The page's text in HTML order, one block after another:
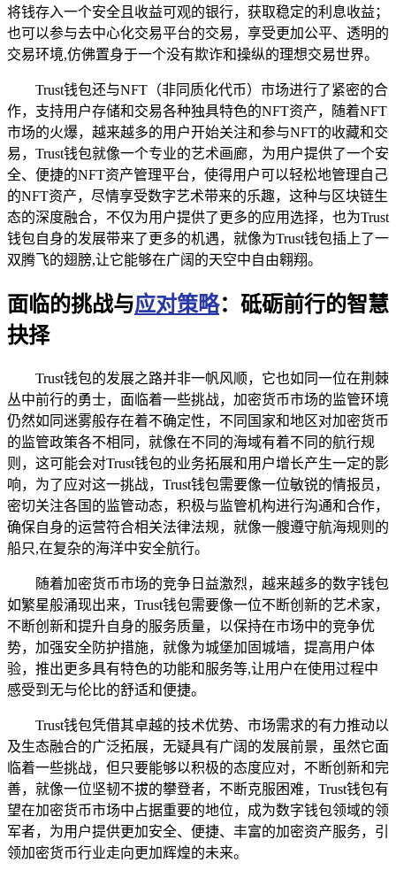
将钱存入一个安全且收益可观的银行，获取稳定的利息收益；
也可以参与去中心化交易平台的交易，享受更加公平、透明的
交易环境,仿佛置身于一个没有欺诈和操纵的理想交易世界。
Trust钱包还与NFT（非同质化代币）市场进行了紧密的合
作，支持用户存储和交易各种独具特色的NFT资产，随着NFT
市场的火爆，越来越多的用户开始关注和参与NFT的收藏和交
易，Trust钱包就像一个专业的艺术画廊，为用户提供了一个安
全、便捷的NFT资产管理平台，使得用户可以轻松地管理自己
的NFT资产，尽情享受数字艺术带来的乐趣，这种与区块链生
态的深度融合，不仅为用户提供了更多的应用选择，也为Trust
钱包自身的发展带来了更多的机遇，就像为Trust钱包插上了一
双腾飞的翅膀,让它能够在广阔的天空中自由翱翔。
面临的挑战与应对策略：砥砺前行的智慧
抉择
Trust钱包的发展之路并非一帆风顺，它也如同一位在荆棘
丛中前行的勇士，面临着一些挑战，加密货币市场的监管环境
仍然如同迷雾般存在着不确定性，不同国家和地区对加密货币
的监管政策各不相同，就像在不同的海域有着不同的航行规
则，这可能会对Trust钱包的业务拓展和用户增长产生一定的影
响，为了应对这一挑战，Trust钱包需要像一位敏锐的情报员，
密切关注各国的监管动态，积极与监管机构进行沟通和合作，
确保自身的运营符合相关法律法规，就像一艘遵守航海规则的
船只,在复杂的海洋中安全航行。
随着加密货币市场的竞争日益激烈，越来越多的数字钱包
如繁星般涌现出来，Trust钱包需要像一位不断创新的艺术家，
不断创新和提升自身的服务质量，以保持在市场中的竞争优
势，加强安全防护措施，就像为城堡加固城墙，提高用户体
验，推出更多具有特色的功能和服务等,让用户在使用过程中
感受到无与伦比的舒适和便捷。
Trust钱包凭借其卓越的技术优势、市场需求的有力推动以
及生态融合的广泛拓展，无疑具有广阔的发展前景，虽然它面
临着一些挑战，但只要能够以积极的态度应对，不断创新和完
善，就像一位坚韧不拔的攀登者，不断克服困难，Trust钱包有
望在加密货币市场中占据重要的地位，成为数字钱包领域的领
军者，为用户提供更加安全、便捷、丰富的加密资产服务，引
领加密货币行业走向更加辉煌的未来。